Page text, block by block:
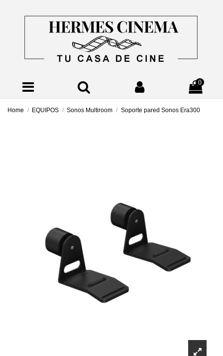
0
Home EQUIPOS Sonos Multiroom Soporte pared Sonos Era300